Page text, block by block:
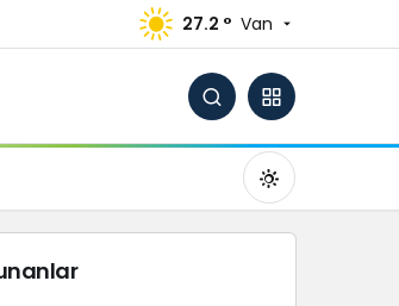
27.2 ° Van